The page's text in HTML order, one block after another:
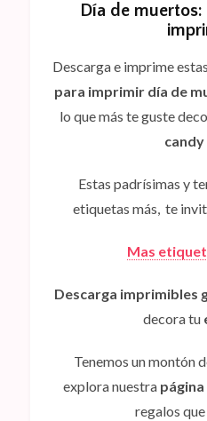
Día de
Descarga e imprime
para imprimir día de
lo que más te guste
candy
Estas padrísimas y
etiquetas más, te
Mas
Descarga imprimibles
decora tu
Tenemos un montón
explora nuestra
regalos